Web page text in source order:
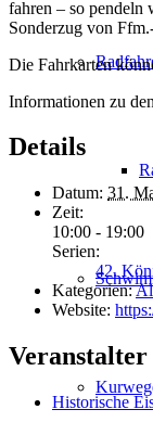
fahren – so pendeln
Sonderzug von
Die Fahrkarten
Informationen zu
Details
Datum: 31.
Zeit:
10:00 - 19:00
Serien:
42.
Kategorien:
Website:
Veranstalter
Historische